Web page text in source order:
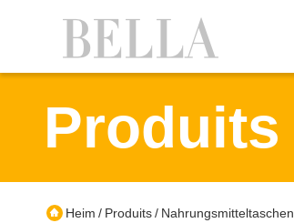
Produits
Heim / Produits/ Nahrungsmitteltaschen